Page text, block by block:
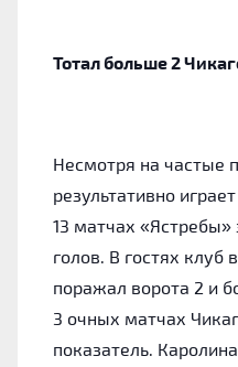
Тотал больше 2
Несмотря на частые
результативно
13 матчах «Ястребы»
голов. В гостях клуб
поражал ворота 2 и
3 очных матчах
показатель.